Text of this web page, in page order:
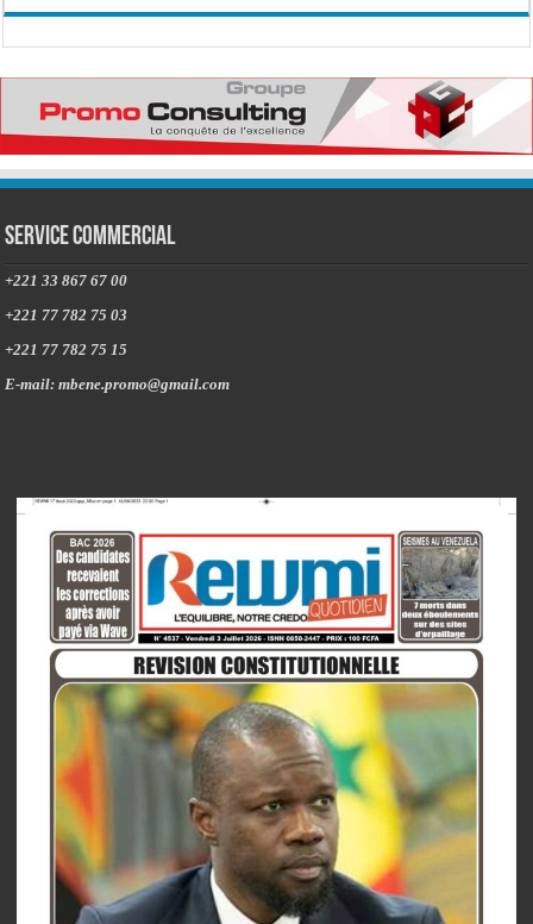
Service commercial
+221 33 867 67 00
+221 77 782 75 03
+221 77 782 75 15
E-mail: mbene.promo@gmail.com